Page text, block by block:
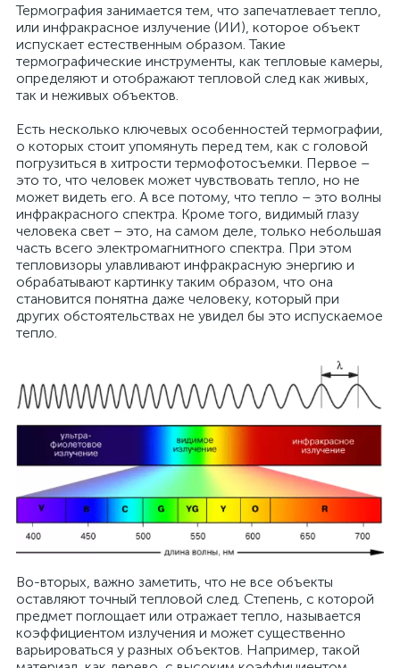
Термография занимается тем, что запечатлевает тепло,
или инфракрасное излучение (ИИ), которое объект
испускает естественным образом. Такие
термографические инструменты, как тепловые камеры,
определяют и отображают тепловой след как живых,
так и неживых объектов.
Есть несколько ключевых особенностей термографии,
о которых стоит упомянуть перед тем, как с головой
погрузиться в хитрости термофотосъемки. Первое –
это то, что человек может чувствовать тепло, но не
может видеть его. А все потому, что тепло – это волны
инфракрасного спектра. Кроме того, видимый глазу
человека свет – это, на самом деле, только небольшая
часть всего электромагнитного спектра. При этом
тепловизоры улавливают инфракрасную энергию и
обрабатывают картинку таким образом, что она
становится понятна даже человеку, который при
других обстоятельствах не увидел бы это испускаемое
тепло.
Во-вторых, важно заметить, что не все объекты
оставляют точный тепловой след. Степень, с которой
предмет поглощает или отражает тепло, называется
коэффициентом излучения и может существенно
варьироваться у разных объектов. Например, такой